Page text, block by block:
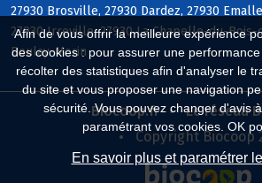
Afin de vous offrir la meilleure expérience
des cookies : pour assurer une
récolter des statistiques afin d'analyser le
du site et vous proposer une navigation
sécurité. Vous pouvez changer d'avis
paramétrant vos cookies. OK
En savoir plus et paramétrer
27930 Brosville, 27930 Dardez, 27930
27930 Irreville, 27930 La Chapelle-du-Bois-
Boulay-Morin
Biocoop.fr
Le réseau
Copyright Biocoop